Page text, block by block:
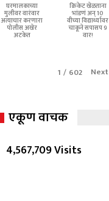
घरमालकाच्या
मुलीवर वारंवार
अत्याचार करणारा
पोलीस अखेर
अटकेत
क्रिकेट खेळताना
भांडणं अन् 10
वीच्या विद्यार्थ्यावर
चाकूने सपासप 9
वार!
1 / 602 Next
एकूण वाचक
4,567,709 Visits